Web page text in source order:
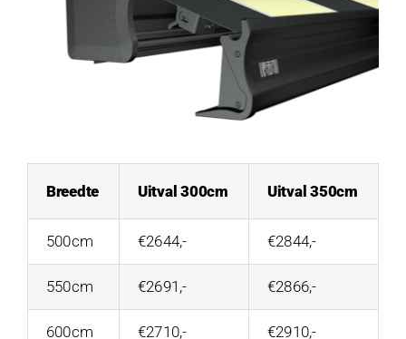
Breedte Uitval 300cm Uitval 350cm
500cm €2644,- €2844,-
550cm €2691,- €2866,-
600cm €2710,- €2910,-